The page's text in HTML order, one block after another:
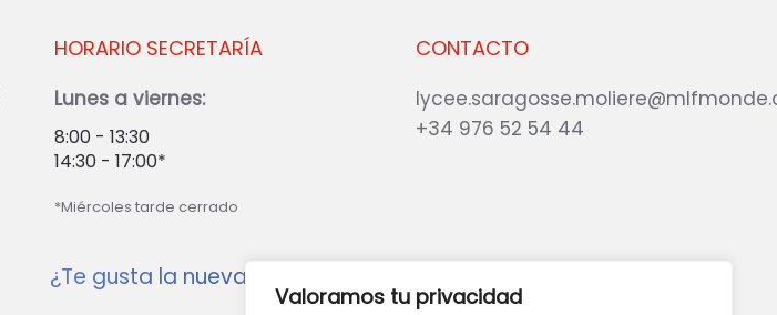
Valoramos tu privacidad
CONTACTO
+34 976 52 54 44
HORARIO SECRETARÍA
Lunes a viernes:
8:00 - 13:30
14:30 - 17:00*
*Miércoles tarde cerrado
¿Te gusta la nueva web?